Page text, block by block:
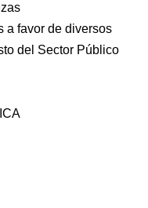
a favor de diversos
del Sector Público